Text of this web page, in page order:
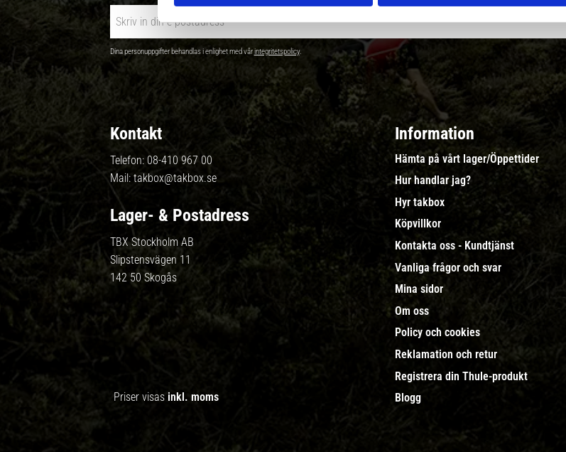
e
s
v
a
Dina personuppgifter behandlas i enlighet med vårintegritetspolicy.
Kontakt
Telefon: 08-410 967 00
Mail: takbox@takbox.se
Lager- & Postadress
TBX Stockholm AB
Slipstensvägen 11
142 50 Skogås
Information
Hämta på vårt lager/Öppettider
Hur handlar jag?
Hyr takbox
Köpvillkor
Kontakta oss - Kundtjänst
Vanliga frågor och svar
Mina sidor
Om oss
Policy och cookies
Reklamation och retur
Registrera din Thule-produkt
Blogg
Priser visas inkl. moms